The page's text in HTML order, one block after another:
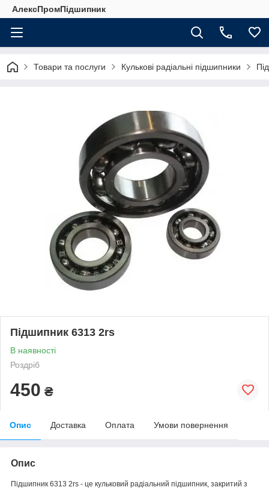
АлексПромПідшипник
Товари та послуги Кулькові радіальні підшипники
Підшипник 6313 2rs
В наявності
Роздріб
450 ₴
Опис Доставка Оплата Умови повернення
Опис
Підшипник 6313 2rs - це кульковий радіальний підшипник, закритий з